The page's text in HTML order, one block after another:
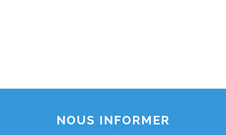
NOUS INFORMER